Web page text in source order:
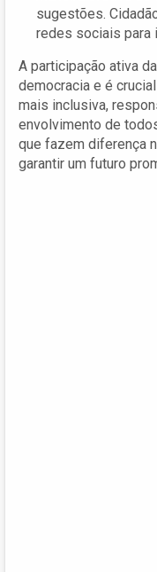
sugestões.
redes sociais para
A participação ativa
democracia e é
mais inclusiva,
envolvimento de
que fazem diferença
garantir um futuro